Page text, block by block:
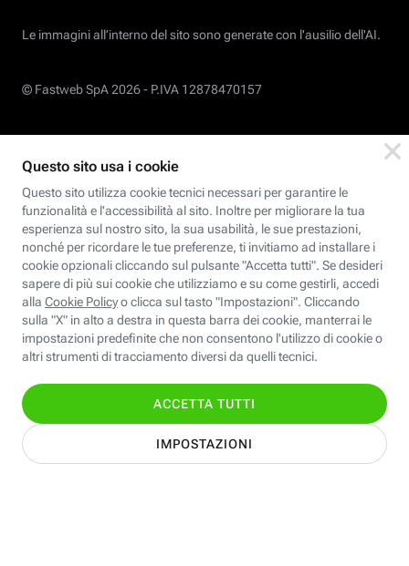
Le immagini all’interno del sito sono generate con l'ausilio dell'AI.
© Fastweb SpA 2026 - P.IVA 12878470157